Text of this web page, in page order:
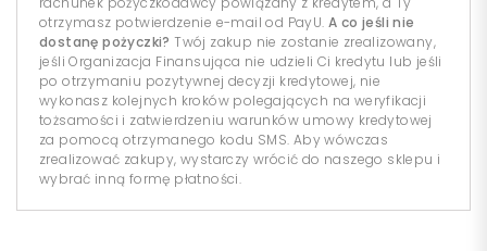
otrzymasz potwierdzenie e-mail od PayU. A co jeśli nie
dostanę pożyczki? Twój zakup nie zostanie zrealizowany,
jeśli Organizacja Finansująca nie udzieli Ci kredytu lub jeśli
po otrzymaniu pozytywnej decyzji kredytowej, nie
wykonasz kolejnych kroków polegających na weryfikacji
tożsamości i zatwierdzeniu warunków umowy kredytowej
za pomocą otrzymanego kodu SMS. Aby wówczas
zrealizować zakupy, wystarczy wrócić do naszego sklepu i
wybrać inną formę płatności.